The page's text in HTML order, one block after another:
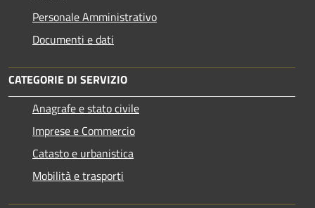
Personale Amministrativo
Documenti e dati
CATEGORIE DI SERVIZIO
Anagrafe e stato civile
Imprese e Commercio
Catasto e urbanistica
Mobilità e trasporti